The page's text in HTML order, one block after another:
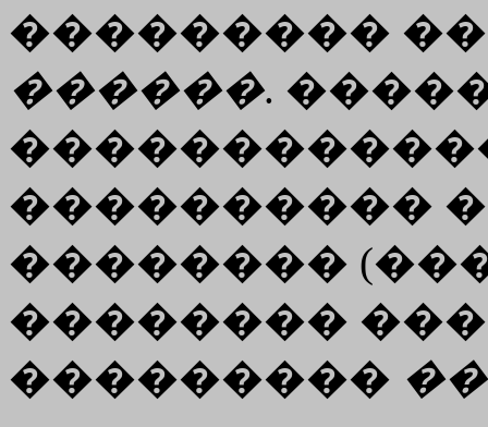
���������
������.
����������
��������
��������
���������